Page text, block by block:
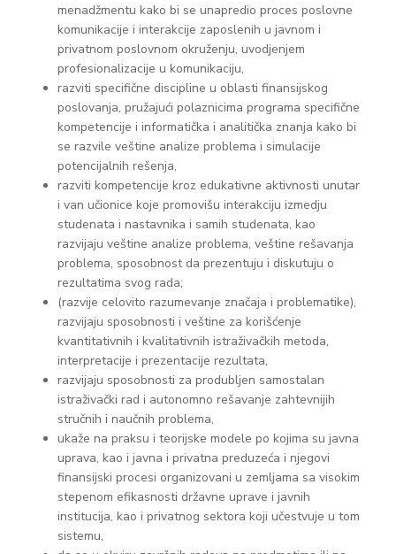
menadžmentu kako bi se unapredio proces poslovne
komunikacije i interakcije zaposlenih u javnom i
privatnom poslovnom okruženju, uvodjenjem
profesionalizacije u komunikaciju,
razviti specifične discipline u oblasti finansijskog
poslovanja, pružajući polaznicima programa specifične
kompetencije i informatička i analitička znanja kako bi
se razvile veštine analize problema i simulacije
potencijalnih rešenja,
razviti kompetencije kroz edukativne aktivnosti unutar
i van učionice koje promovišu interakciju izmedju
studenata i nastavnika i samih studenata, kao
razvijaju veštine analize problema, veštine rešavanja
problema, sposobnost da prezentuju i diskutuju o
rezultatima svog rada;
(razvije celovito razumevanje značaja i problematike),
razvijaju sposobnosti i veštine za korišćenje
kvantitativnih i kvalitativnih istraživačkih metoda,
interpretacije i prezentacije rezultata,
razvijaju sposobnosti za produbljen samostalan
istraživački rad i autonomno rešavanje zahtevnijih
stručnih i naučnih problema,
ukaže na praksu i teorijske modele po kojima su javna
uprava, kao i javna i privatna preduzeća i njegovi
finansijski procesi organizovani u zemljama sa visokim
stepenom efikasnosti državne uprave i javnih
institucija, kao i privatnog sektora koji učestvuje u tom
sistemu,